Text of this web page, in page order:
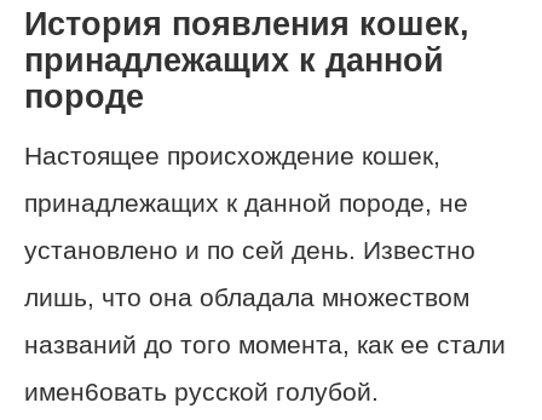
История появления кошек,
принадлежащих к данной
породе
Настоящее происхождение кошек,
принадлежащих к данной породе, не
установлено и по сей день. Известно
лишь, что она обладала множеством
названий до того момента, как ее стали
имен6овать русской голубой.